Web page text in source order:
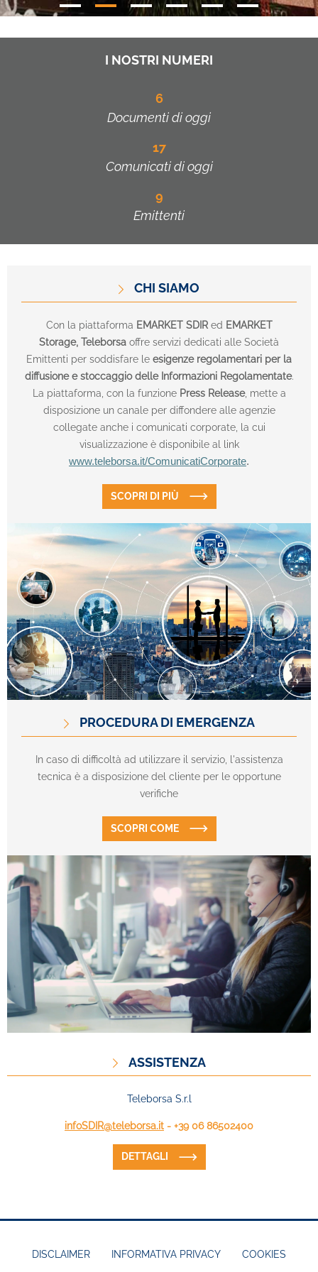
I NOSTRI NUMERI
6
Documenti di oggi
17
Comunicati di oggi
9
Emittenti
CHI SIAMO
Con la piattaforma EMARKET SDIR ed EMARKET
Storage, Teleborsa offre servizi dedicati alle Società
Emittenti per soddisfare le esigenze regolamentari per la
diffusione e stoccaggio delle Informazioni Regolamentate.
La piattaforma, con la funzione Press Release, mette a
disposizione un canale per diffondere alle agenzie
collegate anche i comunicati corporate, la cui
visualizzazione è disponibile al link
www.teleborsa.it/ComunicatiCorporate.
SCOPRI DI PIÙ
PROCEDURA DI EMERGENZA
In caso di difficoltà ad utilizzare il servizio, l'assistenza
tecnica è a disposizione del cliente per le opportune
verifiche
SCOPRI COME
ASSISTENZA
Teleborsa S.r.l
infoSDIR@teleborsa.it - +39 06 86502400
DETTAGLI
DISCLAIMER INFORMATIVA PRIVACY COOKIES